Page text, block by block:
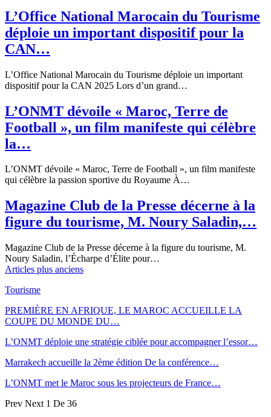
L’Office National Marocain du Tourisme
déploie un important dispositif pour la
CAN…
L’Office National Marocain du Tourisme déploie un important
dispositif pour la CAN 2025 Lors d’un grand…
L’ONMT dévoile « Maroc, Terre de
Football », un film manifeste qui célèbre
la…
L’ONMT dévoile « Maroc, Terre de Football », un film manifeste
qui célèbre la passion sportive du Royaume À…
Magazine Club de la Presse décerne à la
figure du tourisme, M. Noury Saladin,…
Magazine Club de la Presse décerne à la figure du tourisme, M.
Noury Saladin, l’Écharpe d’Élite pour…
Articles plus anciens
Tourisme
PREMIÈRE EN AFRIQUE, LE MAROC ACCUEILLE LA
COUPE DU MONDE DU…
L’ONMT déploie une stratégie ciblée pour accompagner l’essor…
Marrakech accueille la 2ème édition De la conférence…
L’ONMT met le Maroc sous les projecteurs de France…
Prev Next 1 De 36